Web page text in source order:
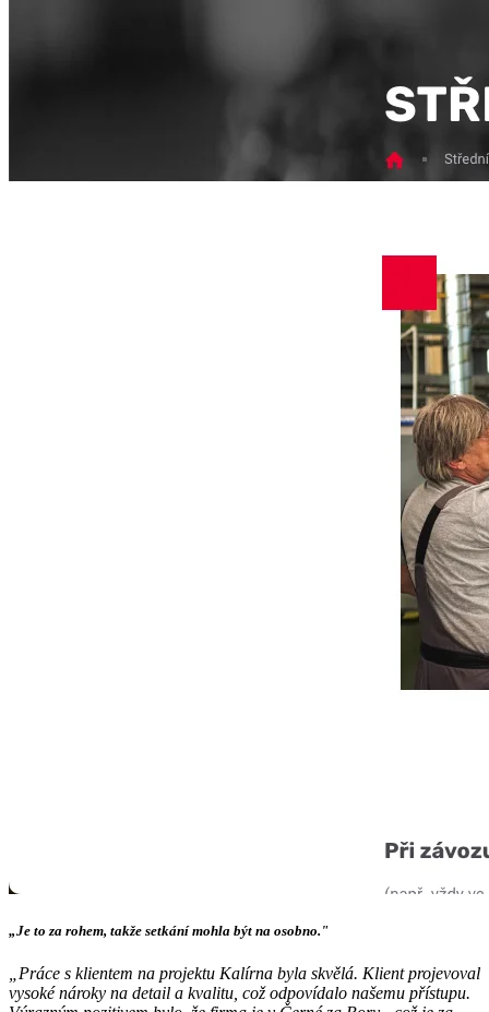
„Je to za rohem, takže setkání mohla být na osobno."
„Práce s klientem na projektu Kalírna byla skvělá. Klient projevoval
vysoké nároky na detail a kvalitu, což odpovídalo našemu přístupu.